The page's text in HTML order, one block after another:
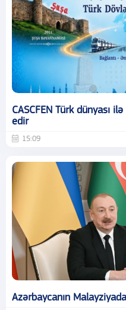
CASCFEN Türk dünyası
edir
15:09
Azərbaycanın